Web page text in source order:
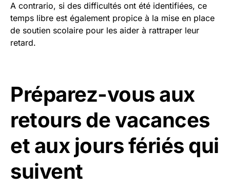
A contrario, si des difficultés ont été identifiées, ce
temps libre est également propice à la mise en place
de soutien scolaire pour les aider à rattraper leur
retard.
Préparez-vous aux
retours de vacances
et aux jours fériés qui
suivent